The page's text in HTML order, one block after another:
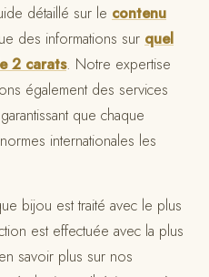
détaillé sur le contenu
des informations sur quel
2 carats. Notre expertise
également des services
que chaque
internationales les
bijou est traité avec le plus
est effectuée avec la plus
savoir plus sur nos